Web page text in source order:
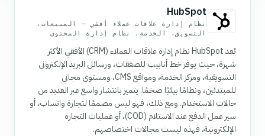
HubSpot
نظام إدارة علاقات عملاء أفقي — المبيعات،
التسويق، الخدمة، نظام إدارة المحتوى
يُعد HubSpot نظام إدارة علاقات العملاء (CRM) الأفقي الأكثر
شهرة، حيث يوفر خط أنابيب للصفقات، ورسائل البريد الإلكتروني
التسويقية، ومركز الخدمة، ومواقع CMS، ومستوى مجاني
للمبتدئين، ونظامًا بيئيًا ضخمًا. يتميز بانتشار واسع عبر العديد من
حالات الاستخدام. ومع ذلك، فهو ليس مصممًا لتجارة واتساب، أو
سير عمل الدفع عند الاستلام (COD)، أو عمليات التجارة
الإلكترونية، فهذه ليست مجالات اختصاصهم.